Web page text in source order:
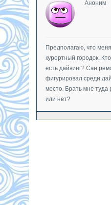
Аноним
Предполагаю, что
курортный городок.
есть дайвинг? Сан
фигурировал среди
место. Брать мне туда
или нет?